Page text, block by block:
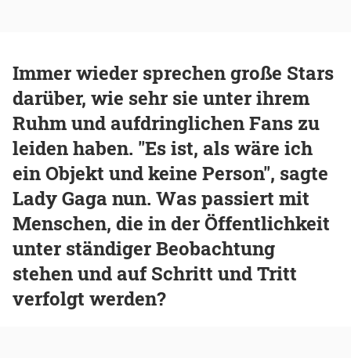
Immer wieder sprechen große Stars
darüber, wie sehr sie unter ihrem
Ruhm und aufdringlichen Fans zu
leiden haben. "Es ist, als wäre ich
ein Objekt und keine Person", sagte
Lady Gaga nun. Was passiert mit
Menschen, die in der Öffentlichkeit
unter ständiger Beobachtung
stehen und auf Schritt und Tritt
verfolgt werden?